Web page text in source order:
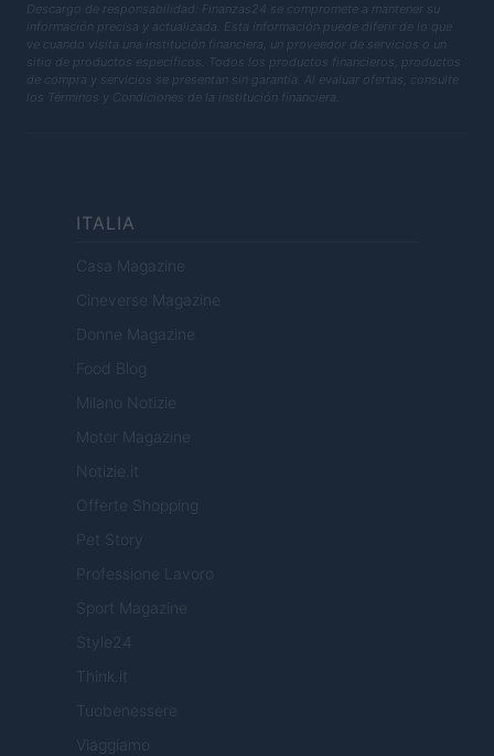
Descargo de responsabilidad: Finanzas24 se compromete a mantener su
información precisa y actualizada. Esta información puede diferir de lo que
ve cuando visita una institución financiera, un proveedor de servicios o un
sitio de productos específicos. Todos los productos financieros, productos
de compra y servicios se presentan sin garantía. Al evaluar ofertas, consulte
los Términos y Condiciones de la institución financiera.
ITALIA
Casa Magazine
Cineverse Magazine
Donne Magazine
Food Blog
Milano Notizie
Motor Magazine
Notizie.it
Offerte Shopping
Pet Story
Professione Lavoro
Sport Magazine
Style24
Think.it
Tuobenessere
Viaggiamo